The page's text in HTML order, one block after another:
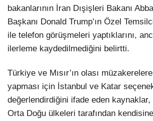
bakanlarının İran Dışişleri Bakanı
Başkanı Donald Trump’ın Özel
ile telefon görüşmeleri yaptıklarını,
ilerleme kaydedilmediğini belirtti.
Türkiye ve Mısır’ın olası
yapması için İstanbul ve Katar
değerlendirdiğini ifade eden kaynaklar,
Orta Doğu ülkeleri tarafından